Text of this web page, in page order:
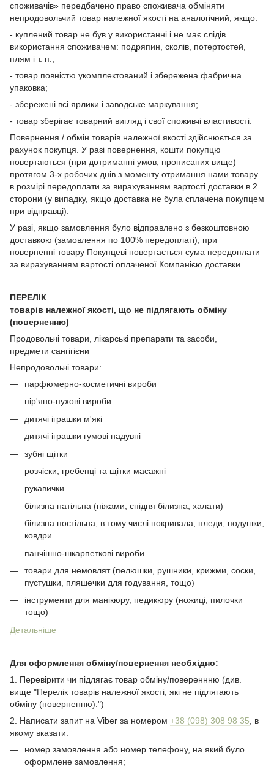
споживачів» передбачено право споживача обміняти
непродовольчий товар належної якості на аналогічний, якщо:
- куплений товар не був у використанні і не має слідів
використання споживачем: подряпин, сколів, потертостей,
плям і т. п.;
- товар повністю укомплектований і збережена фабрична
упаковка;
- збережені всі ярлики і заводське маркування;
- товар зберігає товарний вигляд і свої споживчі властивості.
Повернення / обмін товарів належної якості здійснюється за
рахунок покупця. У разі повернення, кошти покупцю
повертаються (при дотриманні умов, прописаних вище)
протягом 3-х робочих днів з моменту отримання нами товару
в розмірі передоплати за вирахуванням вартості доставки в 2
сторони (у випадку, якщо доставка не була сплачена покупцем
при відправці).
У разі, якщо замовлення було відправлено з безкоштовною
доставкою (замовлення по 100% передоплаті), при
поверненні товару Покупцеві повертається сума передоплати
за вирахуванням вартості оплаченої Компанією доставки.
ПЕРЕЛІК
товарів належної якості, що не підлягають обміну
(поверненню)
Продовольчі товари, лікарські препарати та засоби,
предмети сангігієни
Непродовольчі товари:
парфюмерно-косметичні вироби
пір'яно-пухові вироби
дитячі іграшки м'які
дитячі іграшки гумові надувні
зубні щітки
розчіски, гребенці та щітки масажні
рукавички
білизна натільна (піжами, спідня білизна, халати)
білизна постільна, в тому числі покривала, пледи, подушки,
ковдри
панчішно-шкарпеткові вироби
товари для немовлят (пелюшки, рушники, крижми, соски,
пустушки, пляшечки для годування, тощо)
інструменти для манікюру, педикюру (ножиці, пилочки
тощо)
Детальніше
Для оформлення обміну/повернення необхідно:
1. Перевірити чи підлягає товар обміну/повереннню (див.
вище "Перелік товарів належної якості, які не підлягають
обміну (поверненню).")
2. Написати запит на Viber за номером +38 (098) 308 98 35 , в
якому вказати:
номер замовлення або номер телефону, на який було
оформлене замовлення;